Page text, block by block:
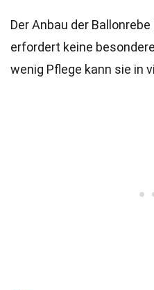
Der Anbau der
erfordert keine
wenig Pflege kann sie in